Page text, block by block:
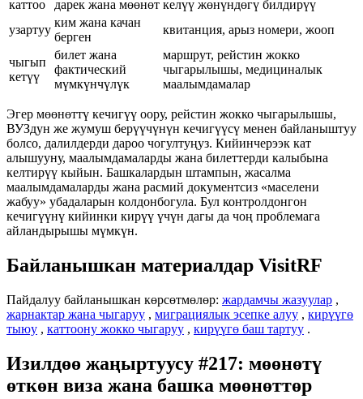
каттоо
дарек жана мөөнөт келүү жөнүндөгү билдирүү
узартуу
ким жана качан
берген
квитанция, арыз номери, жооп
чыгып
кетүү
билет жана
фактический
мүмкүнчүлүк
маршрут, рейстин жокко
чыгарылышы, медициналык
маалымдамалар
Эгер мөөнөттү кечигүү оору, рейстин жокко чыгарылышы,
ВУЗдун же жумуш берүүчүнүн кечигүүсү менен байланыштуу
болсо, далилдерди дароо чогултуңуз. Кийинчерээк кат
алышууну, маалымдамаларды жана билеттерди калыбына
келтирүү кыйын. Башкалардын штампын, жасалма
маалымдамаларды жана расмий документсиз «маселени
жабуу» убадаларын колдонбогула. Бул контролдонгон
кечигүүнү кийинки кирүү үчүн дагы да чоң проблемага
айландырышы мүмкүн.
Байланышкан материалдар VisitRF
Пайдалуу байланышкан көрсөтмөлөр: жардамчы жазуулар ,
жарнактар жана чыгаруу , миграциялык эсепке алуу , кирүүгө
тыюу , каттоону жокко чыгаруу , кирүүгө баш тартуу .
Изилдөө жаңыртуусу #217: мөөнөтү
өткөн виза жана башка мөөнөттөр